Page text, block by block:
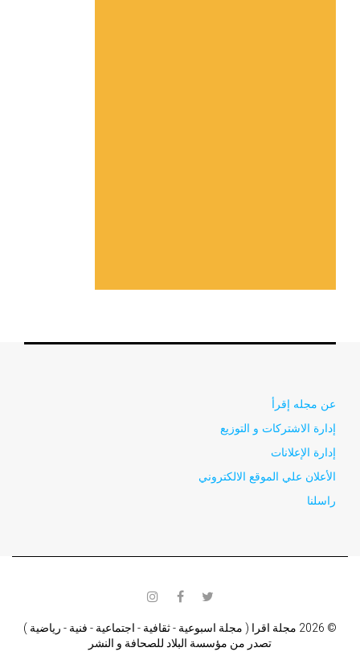
عن مجله إقرأ
إدارة الاشتركات و التوزيع
إدارة الإعلانات
الأعلان علي الموقع الالكتروني
راسلنا
© 2026 مجلة اقرا ( مجلة اسبوعية - ثقافية - اجتماعية - فنية - رياضية )
تصدر من مؤسسة البلاد للصحافة و النشر